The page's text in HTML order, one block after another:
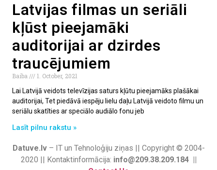
Latvijas filmas un seriāli
kļūst pieejamāki
auditorijai ar dzirdes
traucējumiem
Baiba
1. October, 2021
Lai Latvijā veidots televīzijas saturs kļūtu pieejamāks plašākai
auditorijai, Tet piedāvā iespēju lielu daļu Latvijā veidoto filmu un
seriālu skatīties ar speciālo audiālo fonu jeb
Lasīt pilnu rakstu »
Datuve.lv– IT un Tehnoloģiju ziņas || Copyright © 2004-
2020 || Kontaktinformācija: info@209.38.209.184 ||